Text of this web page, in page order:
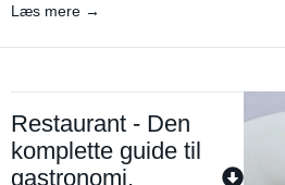
Læs mere →
Restaurant - Den
komplette guide til
gastronomi,